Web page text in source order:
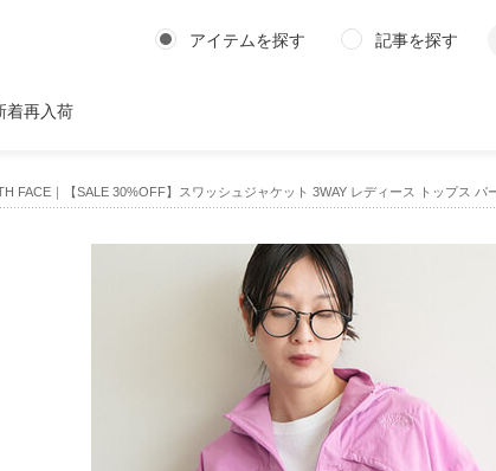
アイテムを探す 記事を探す
着再入荷
FACE｜【SALE 30%OFF】スワッシュジャケット 3WAY レディース トップス パ